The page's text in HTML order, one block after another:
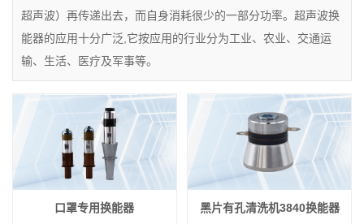
超声波）再传递出去，而自身消耗很少的一部分功率。超声波换
能器的应用十分广泛,它按应用的行业分为工业、农业、交通运
输、生活、医疗及军事等。
口罩专用换能器 黑片有孔清洗机3840换能器